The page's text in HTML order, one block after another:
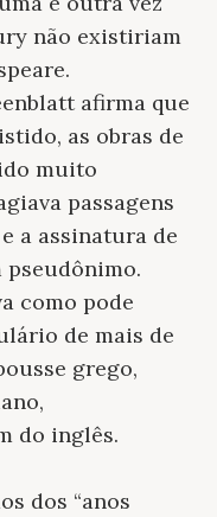
não existiriam
afirma que
as obras de
muito
passagens
a assinatura de
pseudônimo.
como pode
de mais de
grego,
do inglês.
dos “anos